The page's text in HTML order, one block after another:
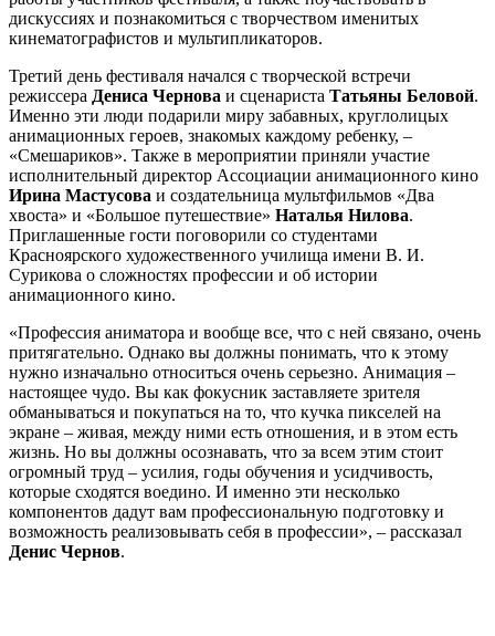
дискуссиях и познакомиться с творчеством именитых
кинематографистов и мультипликаторов.
Третий день фестиваля начался с творческой встречи
режиссера Дениса Чернова и сценариста Татьяны Беловой.
Именно эти люди подарили миру забавных, круглолицых
анимационных героев, знакомых каждому ребенку, –
«Смешариков». Также в мероприятии приняли участие
исполнительный директор Ассоциации анимационного кино
Ирина Мастусова и создательница мультфильмов «Два
хвоста» и «Большое путешествие» Наталья Нилова.
Приглашенные гости поговорили со студентами
Красноярского художественного училища имени В. И.
Сурикова о сложностях профессии и об истории
анимационного кино.
«Профессия аниматора и вообще все, что с ней связано, очень
притягательно. Однако вы должны понимать, что к этому
нужно изначально относиться очень серьезно. Анимация –
настоящее чудо. Вы как фокусник заставляете зрителя
обманываться и покупаться на то, что кучка пикселей на
экране – живая, между ними есть отношения, и в этом есть
жизнь. Но вы должны осознавать, что за всем этим стоит
огромный труд – усилия, годы обучения и усидчивость,
которые сходятся воедино. И именно эти несколько
компонентов дадут вам профессиональную подготовку и
возможность реализовывать себя в профессии», – рассказал
Денис Чернов.